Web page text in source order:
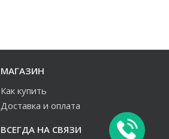
МАГАЗИН
Как купить
Доставка и оплата
ВСЕГДА НА СВЯЗИ